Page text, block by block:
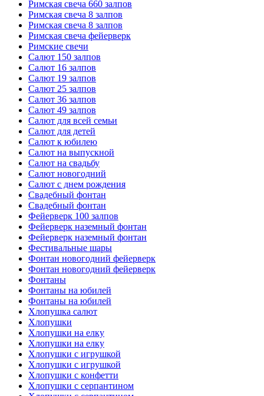
Римская свеча 660 залпов
Римская свеча 8 залпов
Римская свеча 8 залпов
Римская свеча фейерверк
Римские свечи
Салют 150 залпов
Салют 16 залпов
Салют 19 залпов
Салют 25 залпов
Салют 36 залпов
Салют 49 залпов
Салют для всей семьи
Салют для детей
Салют к юбилею
Салют на выпускной
Салют на свадьбу
Салют новогодний
Салют с днем рождения
Свадебный фонтан
Свадебный фонтан
Фейерверк 100 залпов
Фейерверк наземный фонтан
Фейерверк наземный фонтан
Фестивальные шары
Фонтан новогодний фейерверк
Фонтан новогодний фейерверк
Фонтаны
Фонтаны на юбилей
Фонтаны на юбилей
Хлопушка салют
Хлопушки
Хлопушки на елку
Хлопушки на елку
Хлопушки с игрушкой
Хлопушки с игрушкой
Хлопушки с конфетти
Хлопушки с серпантином